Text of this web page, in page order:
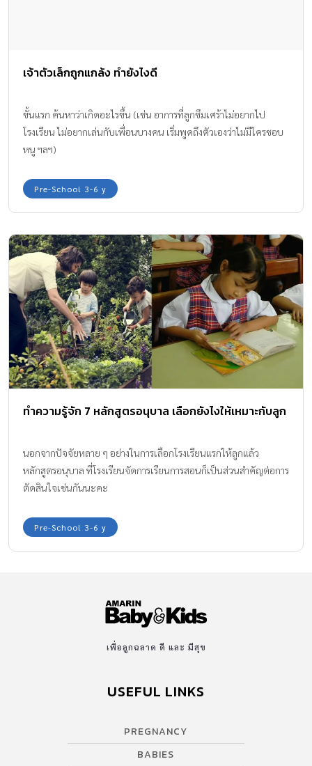
เจ้าตัวเล็กถูกแกล้ง ทำยังไงดี
ขั้นแรก ค้นหาว่าเกิดอะไรขึ้น (เช่น อาการที่ลูกซึมเศร้าไม่อยากไป
โรงเรียน ไม่อยากเล่นกับเพื่อนบางคน เริ่มพูดถึงตัวเองว่าไม่มีใครชอบ
หนู ฯลฯ)
Pre-School 3-6 y
ทำความรู้จัก 7 หลักสูตรอนุบาล เลือกยังไงให้เหมาะกับลูก
นอกจากปัจจัยหลาย ๆ อย่างในการเลือกโรงเรียนแรกให้ลูกแล้ว
หลักสูตรอนุบาล ที่โรงเรียนจัดการเรียนการสอนก็เป็นส่วนสำคัญต่อการ
ตัดสินใจเช่นกันนะคะ
Pre-School 3-6 y
เพื่อลูกฉลาด ดี และ มีสุข
USEFUL LINKS
PREGNANCY
BABIES